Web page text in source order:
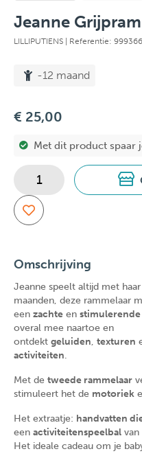
Jeanne
LILLIPUTIENS | Referentie:
-12 maand
€ 25,00
Met dit product spaar
Omschrijving
Jeanne speelt altijd met
maanden, deze rammelaar
een zachte en stimulerende
overal mee naartoe en
ontdekt geluiden, texturen
activiteiten.
Met de tweede rammelaar
stimuleert het de motoriek
Het extraatje: handvatten
een activiteitenspeelbal van
Het ideale cadeau om je